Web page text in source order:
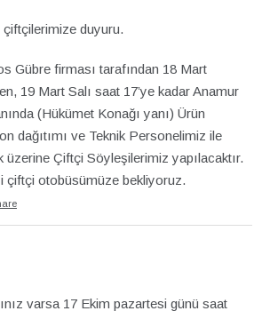
duyuru.
Gübre firması tarafından 18 Mart
19 Mart Salı saat 17’ye kadar Anamur
(Hükümet Konağı yanı) Ürün
dağıtımı ve Teknik Personelimiz ile
Çiftçi Söyleşilerimiz yapılacaktır.
çiftçi otobüsümüze bekliyoruz.
varsa 17 Ekim pazartesi günü saat